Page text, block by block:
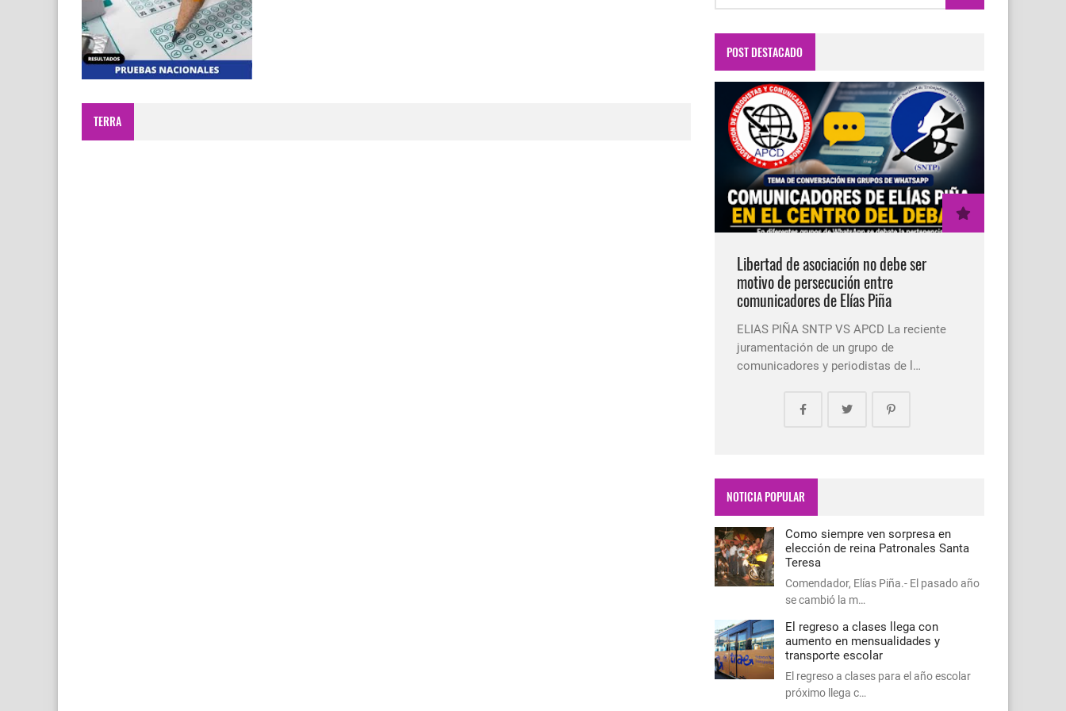
TERRA
POST DESTACADO
Libertad de asociación no debe ser
motivo de persecución entre
comunicadores de Elías Piña
ELIAS PIÑA SNTP VS APCD La reciente
juramentación de un grupo de
comunicadores y periodistas de l…
NOTICIA POPULAR
Como siempre ven sorpresa en
elección de reina Patronales Santa
Teresa
Comendador, Elías Piña.- El pasado año
se cambió la m…
El regreso a clases llega con
aumento en mensualidades y
transporte escolar
El regreso a clases para el año escolar
próximo llega c…